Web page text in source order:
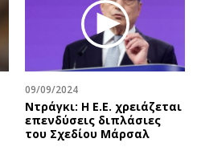
Αναδρομές
Πρόσωπα
Περιβάλλον
Good Life
Γυναίκα
09/09/2024
Ντράγκι: Η Ε.Ε. χρειάζεται
επενδύσεις διπλάσιες
του Σχεδίου Μάρσαλ